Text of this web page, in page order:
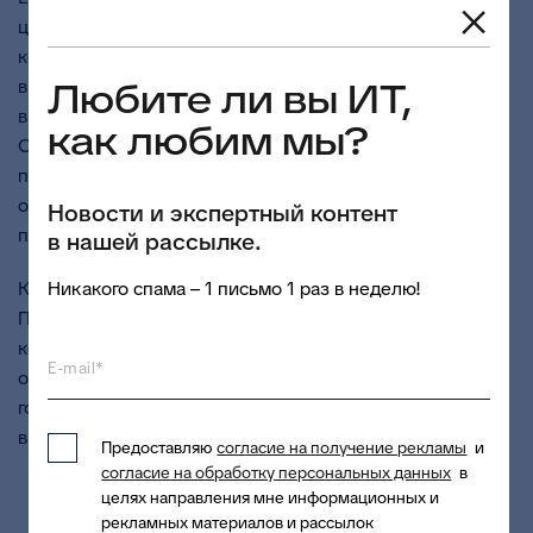
целью выявления лучших поставщиков и развития
конкурентной среды в сфере закупок. Принять участие
в нем могут компании – участники процедур закупок,
вне зависимости от формы собственности.
Организаторы конкурса – Торгово-промышленная
палата РФ и Межрегиональная общественная
организация «Московская ассоциация
предпринимателей».
Конкурс проводится в разных отраслевых категориях.
Победителей в своих номинациях определяет
компетентный конкурсный совет на основе анализа
объективных показателей: ориентированность на
госзаказ, качество его выполнения, количество
выигранных торгов и так далее.
Любите ли вы ИТ,
как любим мы?
Новости и экспертный контент
в нашей рассылке.
Никакого спама – 1 письмо 1 раз в неделю!
E-mail*
Предоставляюсогласие на получение рекламы и
согласие на обработку персональных данных в
целях направления мне информационных и
рекламных материалов и рассылок